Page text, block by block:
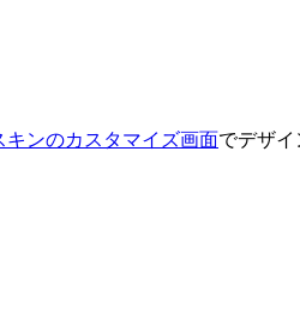
キンのカスタマイズ画面でデザイ